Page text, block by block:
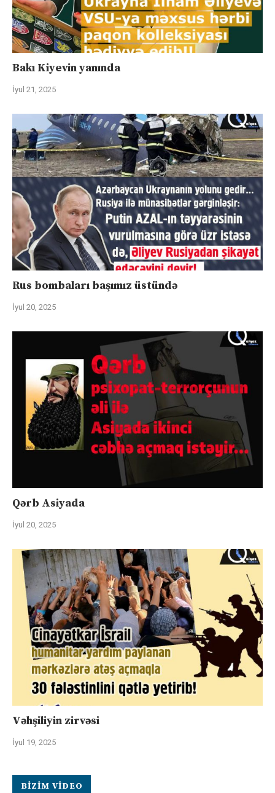
Bakı Kiyevin yanında
İyul 21, 2025
Rus bombaları başımız üstündə
İyul 20, 2025
Qərb Asiyada
İyul 20, 2025
Vəhşiliyin zirvəsi
İyul 19, 2025
BIZIM VIDEO